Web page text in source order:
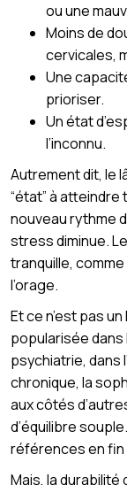
ou une
Moins de
cervicales,
Une
prioriser.
Un état
l’inconnu.
Autrement dit, le
“état” à
nouveau rythme
stress diminue.
tranquille,
l’orage.
Et ce n’est pas
popularisée dans
psychiatrie, dans
chronique, la
aux côtés
d’équilibre
références en fin
Mais, la durabilité